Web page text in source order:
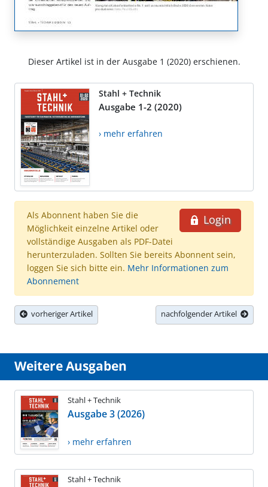
Dieser Artikel ist in der Ausgabe 1 (2020) erschienen.
Stahl + Technik
Ausgabe 1-2 (2020)
› mehr erfahren
Login
Als Abonnent haben Sie die
Möglichkeit einzelne Artikel oder
vollständige Ausgaben als PDF-Datei
herunterzuladen. Sollten Sie bereits Abonnent sein,
loggen Sie sich bitte ein. Mehr Informationen zum
Abonnement
vorheriger Artikel nachfolgender Artikel
Weitere Ausgaben
Stahl + Technik
Ausgabe 3 (2026)
› mehr erfahren
Stahl + Technik